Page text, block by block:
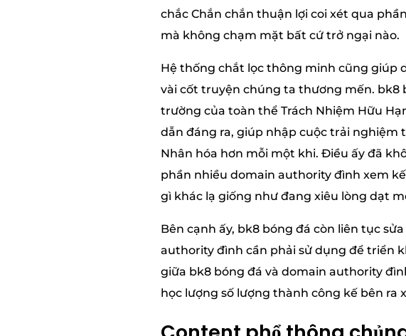
chắc Chắn chắn thuận lợi coi xét qua
mà không chạm mặt bất cứ trở ngại nào.
Hệ thống chắt lọc thông minh cũng giúp
vài cốt truyện chúng ta thương mến. bk8
trường của toàn thể Trách Nhiệm Hữu
dẫn đáng ra, giúp nhập cuộc trải nghiệm
Nhân hóa hơn mỗi một khi. Điều ấy đã
phần nhiều domain authority đình xem
gì khác lạ giống như đang xiêu lòng dạt
Bên cạnh ấy, bk8 bóng đá còn liên tục
authority đình cần phải sử dụng để triển
giữa bk8 bóng đá và domain authority
học lượng số lượng thành công kế bên